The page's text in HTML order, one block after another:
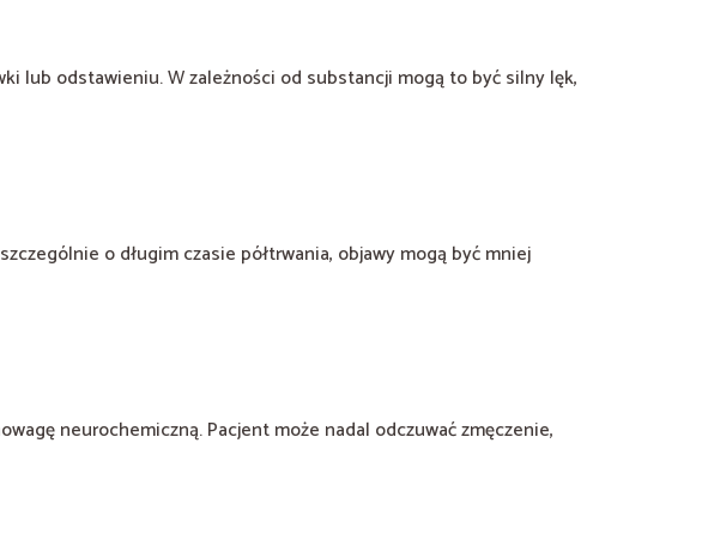
lub odstawieniu. W zależności od substancji mogą to być silny lęk,
o długim czasie półtrwania, objawy mogą być mniej
neurochemiczną. Pacjent może nadal odczuwać zmęczenie,